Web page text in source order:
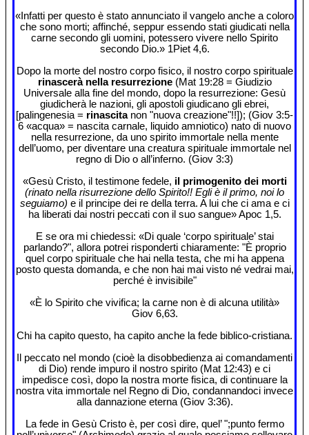
«Infatti per questo è stato annunciato il vangelo anche a coloro
che sono morti; affinché, seppur essendo stati giudicati nella
carne secondo gli uomini, potessero vivere nello Spirito
secondo Dio.» 1Piet 4,6.
Dopo la morte del nostro corpo fisico, il nostro corpo spirituale
rinascerà nella resurrezione(Mat 19:28 = Giudizio
Universale alla fine del mondo, dopo la resurrezione: Gesù
giudicherà le nazioni, gli apostoli giudicano gli ebrei,
[palingenesia = rinascitanon "nuova creazione"!!]); (Giov 3:5-
6 «acqua» = nascita carnale, liquido amniotico) nato di nuovo
nella resurrezione, da uno spirito immortale nella mente
dell’uomo, per diventare una creatura spirituale immortale nel
regno di Dio o all’inferno. (Giov 3:3)
«Gesù Cristo, il testimone fedele, il primogenito dei morti
(rinato nella risurrezione dello Spirito!! Egli è il primo, noi lo
seguiamo) e il principe dei re della terra. A lui che ci ama e ci
ha liberati dai nostri peccati con il suo sangue» Apoc 1,5.
E se ora mi chiedessi: «Di quale ‘corpo spirituale’ stai
parlando?", allora potrei risponderti chiaramente: "È proprio
quel corpo spirituale che hai nella testa, che mi ha appena
posto questa domanda, e che non hai mai visto né vedrai mai,
perché è invisibile"
«È lo Spirito che vivifica; la carne non è di alcuna utilità»
Giov 6,63.
Chi ha capito questo, ha capito anche la fede biblico-cristiana.
Il peccato nel mondo (cioè la disobbedienza ai comandamenti
di Dio) rende impuro il nostro spirito (Mat 12:43) e ci
impedisce così, dopo la nostra morte fisica, di continuare la
nostra vita immortale nel Regno di Dio, condannandoci invece
alla dannazione eterna (Giov 3:36).
La fede in Gesù Cristo è, per così dire, quel’ ";punto fermo